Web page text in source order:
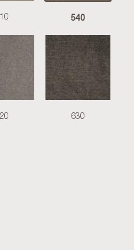
540
630